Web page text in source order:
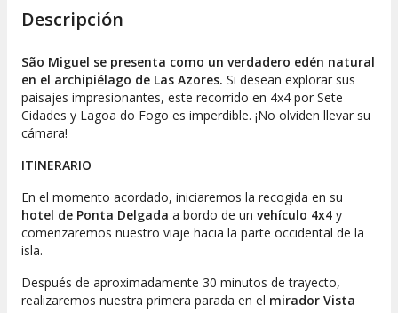
Descripción
São Miguel se presenta como un verdadero edén natural
en el archipiélago de Las Azores. Si desean explorar sus
paisajes impresionantes, este recorrido en 4x4 por Sete
Cidades y Lagoa do Fogo es imperdible. ¡No olviden llevar su
cámara!
ITINERARIO
En el momento acordado, iniciaremos la recogida en su
hotel de Ponta Delgada a bordo de un vehículo 4x4 y
comenzaremos nuestro viaje hacia la parte occidental de la
isla.
Después de aproximadamente 30 minutos de trayecto,
realizaremos nuestra primera parada en el mirador Vista